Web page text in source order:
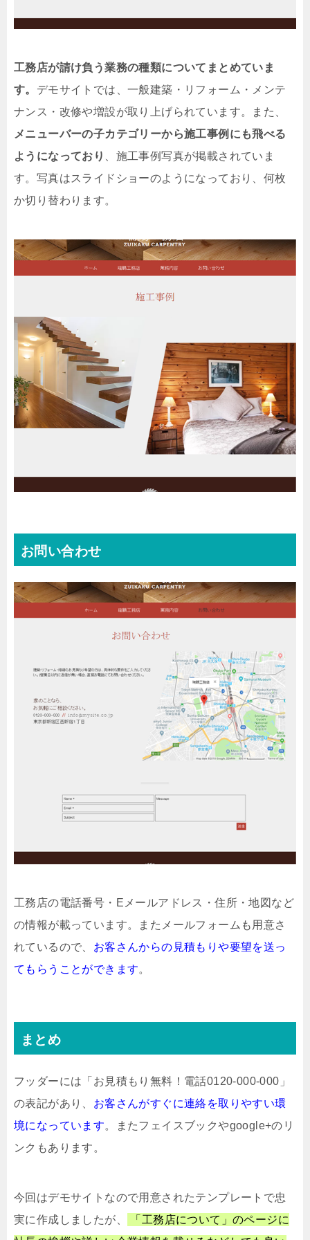
工務店が請け負う業務の種類についてまとめていま
す。 デモサイトでは、一般建築・リフォーム・メンテ
ナンス・改修や増設が取り上げられています。また、
メニューバーの子カテゴリーから施工事例にも飛べる
ようになっており
、施工事例写真が掲載されていま
す。写真はスライドショーのようになっており、何枚
か切り替わります。
お問い合わせ
工務店の電話番号・Eメールアドレス・住所・地図など
の情報が載っています。またメールフォームも用意さ
れているので、 お客さんからの見積もりや要望を送っ
てもらうことができます。
まとめ
フッダーには「お見積もり無料！電話0120-000-000」
の表記があり、 お客さんがすぐに連絡を取りやすい環
境になっています。またフェイスブックやgoogle+のリ
ンクもあります。
今回はデモサイトなので用意されたテンプレートで忠
実に作成しましたが、
「工務店について」のページに